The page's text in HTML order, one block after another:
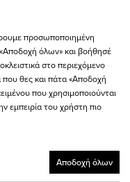
προσωποποιημένη
«Αποδοχή όλων» και βοήθησέ
στο περιεχόμενο
που θες και πάτα «Αποδοχή
που χρησιμοποιούνται
εμπειρία του χρήστη πιο
Αποδοχή όλων